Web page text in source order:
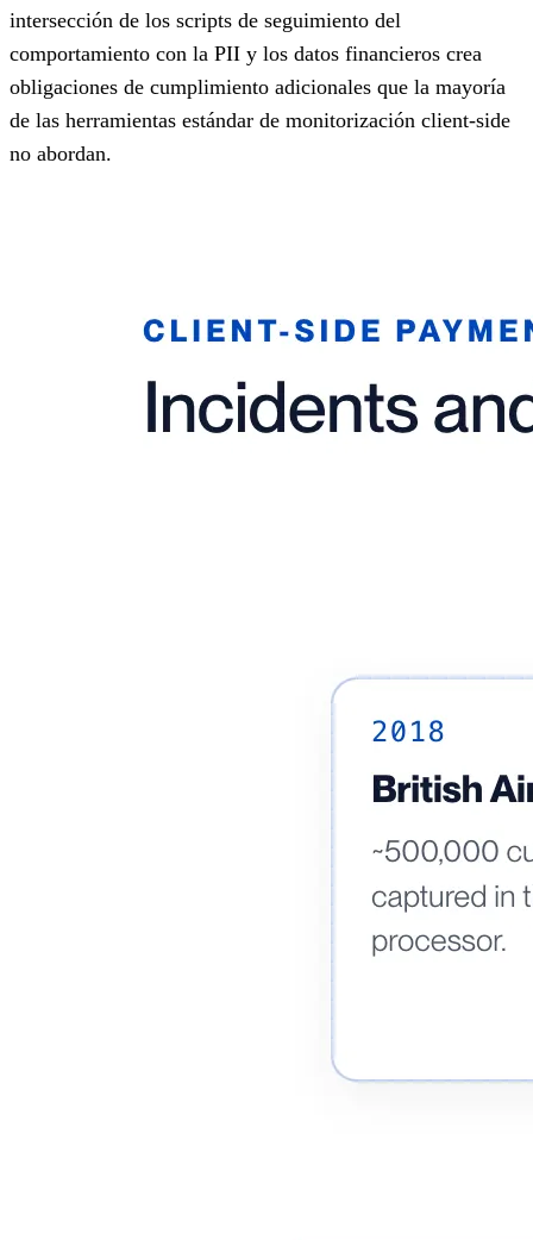
intersección de los scripts de seguimiento del
comportamiento con la PII y los datos financieros crea
obligaciones de cumplimiento adicionales que la mayoría
de las herramientas estándar de monitorización client-side
no abordan.